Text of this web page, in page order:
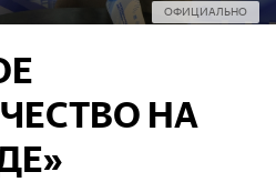
ОФИЦИАЛЬНО
НА